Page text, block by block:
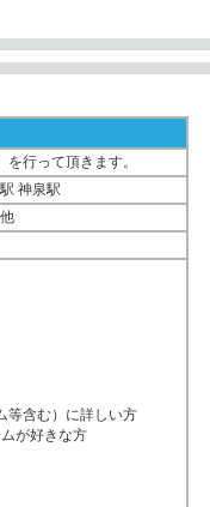
行って頂きます。
神泉駅
等含む）に詳しい方
が好きな方